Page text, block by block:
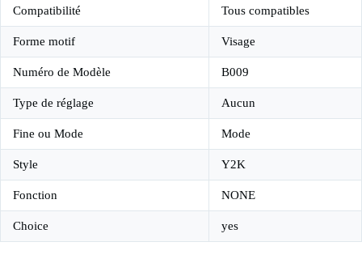
Compatibilité Tous compatibles
Forme motif Visage
Numéro de Modèle B009
Type de réglage Aucun
Fine ou Mode Mode
Style Y2K
Fonction NONE
Choice yes